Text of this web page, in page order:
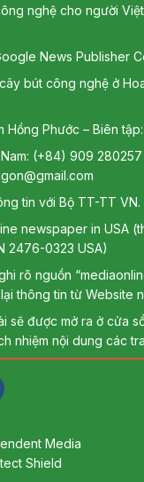
nghệ cho người
News Publisher
bút công nghệ ở
Hồng Phước – Biên
(+84) 909 280257
tin với Bộ TT-TT VN.
newspaper in USA
2476-0323 USA)
rõ nguồn
thông tin từ Website
sẽ được mở ra ở cửa
nhiệm nội dung các
Media
Shield